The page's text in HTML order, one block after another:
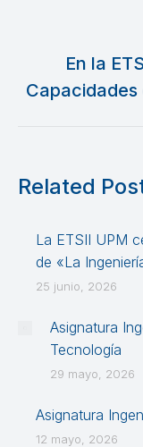
En la
Capacidades
Related
La ETSII UPM
de «La
25 junio, 2026
Asignatura
Tecnología
29 mayo, 2026
Asignatura
12 mayo, 2026